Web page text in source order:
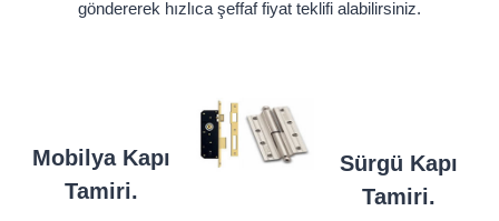
göndererek hızlıca şeffaf fiyat teklifi alabilirsiniz.
Mobilya Kapı
Tamiri.
Sürgü Kapı
Tamiri.